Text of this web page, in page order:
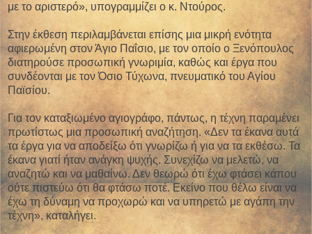
με το αριστερό», υπογραμμίζει ο κ. Ντούρος.
Στην έκθεση περιλαμβάνεται επίσης μια μικρή ενότητα
αφιερωμένη στον Άγιο Παΐσιο, με τον οποίο ο Ξενόπουλος
διατηρούσε προσωπική γνωριμία, καθώς και έργα που
συνδέονται με τον Όσιο Τύχωνα, πνευματικό του Αγίου
Παϊσίου.
Για τον καταξιωμένο αγιογράφο, πάντως, η τέχνη παραμένει
πρωτίστως μια προσωπική αναζήτηση. «Δεν τα έκανα αυτά
τα έργα για να αποδείξω ότι γνωρίζω ή για να τα εκθέσω. Τα
έκανα γιατί ήταν ανάγκη ψυχής. Συνεχίζω να μελετώ, να
αναζητώ και να μαθαίνω. Δεν θεωρώ ότι έχω φτάσει κάπου
ούτε πιστεύω ότι θα φτάσω ποτέ. Εκείνο που θέλω είναι να
έχω τη δύναμη να προχωρώ και να υπηρετώ με αγάπη την
τέχνη», καταλήγει.